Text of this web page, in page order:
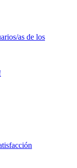
as de los